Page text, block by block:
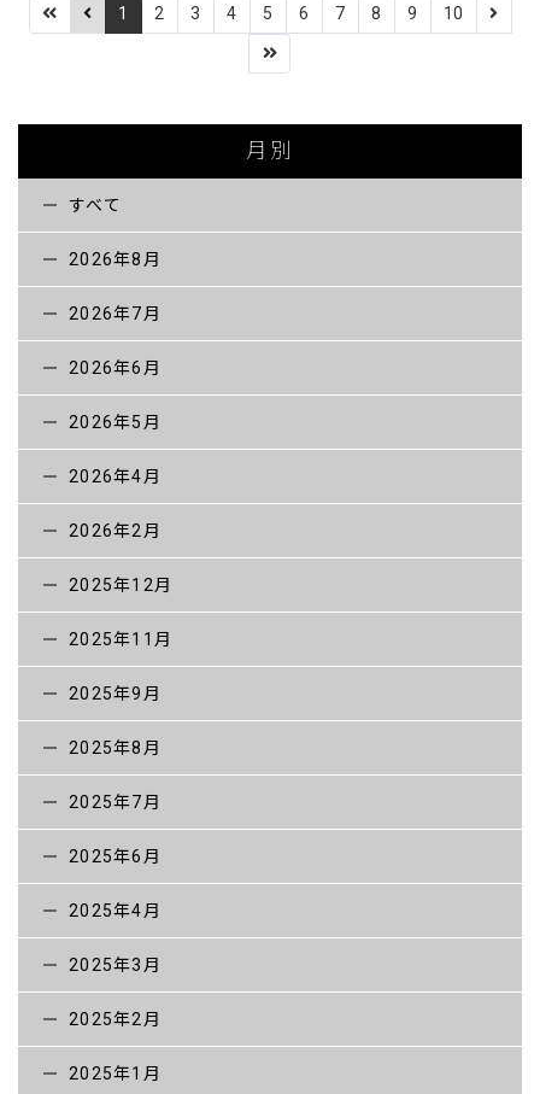
1 2 3 4 5 6 7 8 9 10
月別
すべて
2026年8月
2026年7月
2026年6月
2026年5月
2026年4月
2026年2月
2025年12月
2025年11月
2025年9月
2025年8月
2025年7月
2025年6月
2025年4月
2025年3月
2025年2月
2025年1月
採用情報【新卒】